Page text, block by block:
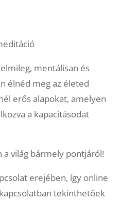
mentálisan és
élnéd meg az életed
erős alapokat, amelyen
a kapacitásodat
a világ bármely pontjáról!
erejében, így online
tekinthetőek